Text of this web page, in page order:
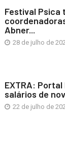
Festival Psica
Abner...
28 de julho de
EXTRA:
salários de
22 de julho de